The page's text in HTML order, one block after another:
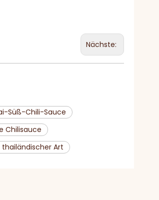
Nächste:
Süß-Chili-Sauce
Chilisauce
Art